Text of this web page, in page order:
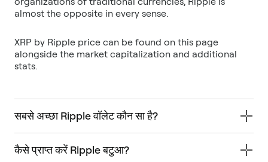
XRP by Ripple price can be found on this page
alongside the market capitalization and additional
सबसे अच्छा Ripple वॉलेट कौन सा है?
कैसे प्राप्त करें Ripple बटुआ?